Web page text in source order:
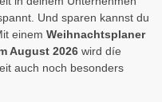
Und sparen kannst du
einem Weihnachtsplaner
August 2026wird díe
auch noch besonders